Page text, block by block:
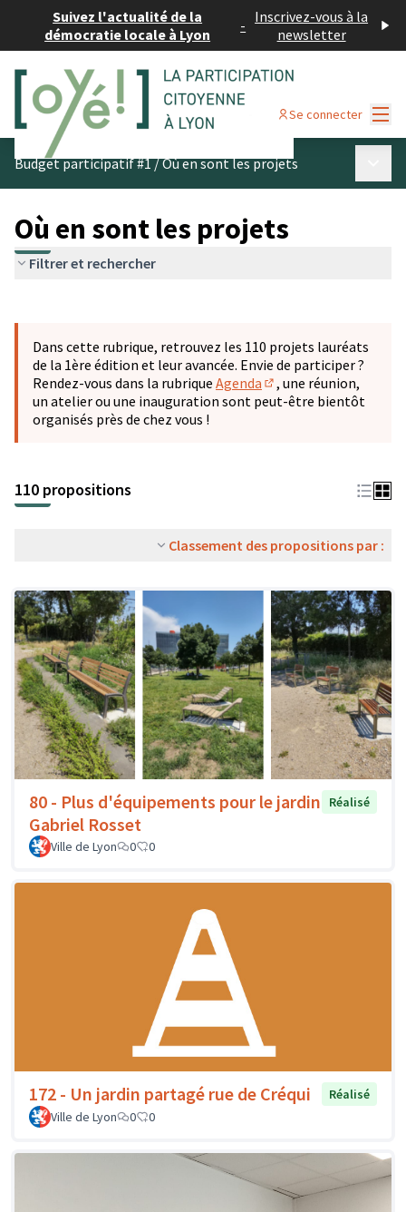
Suivez l'actualité de la
démocratie locale à Lyon
- Inscrivez-vous à la
newsletter
Se connecter
Budget participatif #1/Où en sont les projets
Où en sont les projets
Filtrer et rechercher
−
Dans cette rubrique, retrouvez les 110 projets lauréats
de la 1ère édition et leur avancée. Envie de participer ?
Rendez-vous dans la rubrique Agenda
(S'ouvre dans un
, une réunion,
un atelier ou une inauguration sont peut-être bientôt
organisés près de chez vous !
110 propositions
Classement des propositions par :
80 - Plus d'équipements pour le jardin
Gabriel Rosset
Réalisé
Ville de Lyon 0 0
172 - Un jardin partagé rue de Créqui
Réalisé
Ville de Lyon
0 0